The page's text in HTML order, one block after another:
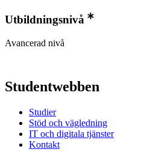
Utbildningsnivå
Avancerad nivå
Studentwebben
Studier
Stöd och vägledning
IT och digitala tjänster
Kontakt